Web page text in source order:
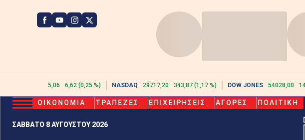
2615,06 6,62 (0,25 %) NASDAQ 29717,20 343,87 (1,17 %) DOW JONES 54028,00
ΣΑΒΒΑΤΟ 8 ΑΥΓΟΥΣΤΟΥ 2026
ΟΙΚΟΝΟΜΙΑ ΤΡΑΠΕΖΕΣ ΕΠΙΧΕΙΡΗΣΕΙΣ ΑΓΟΡΕΣ ΠΟΛΙΤΙΚΗ